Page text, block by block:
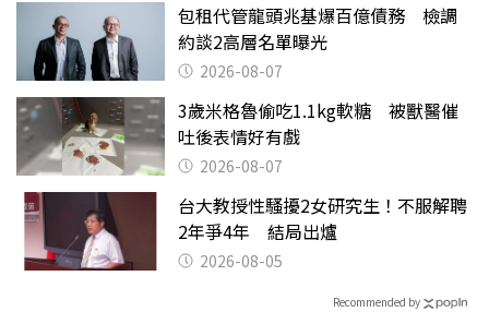
包租代管龍頭兆基爆百億債務 檢調
約談2高層名單曝光
2026-08-07
3歲米格魯偷吃1.1kg軟糖 被獸醫催
吐後表情好有戲
2026-08-07
台大教授性騷擾2女研究生！不服解聘
2年爭4年 結局出爐
2026-08-05
Recommended by